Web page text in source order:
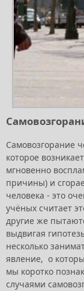
Самовозгорание
которое
мгновенно
причины) и
человека - это
учёных считает
другие же
выдвигая
несколько
явление, о
мы коротко
случаями